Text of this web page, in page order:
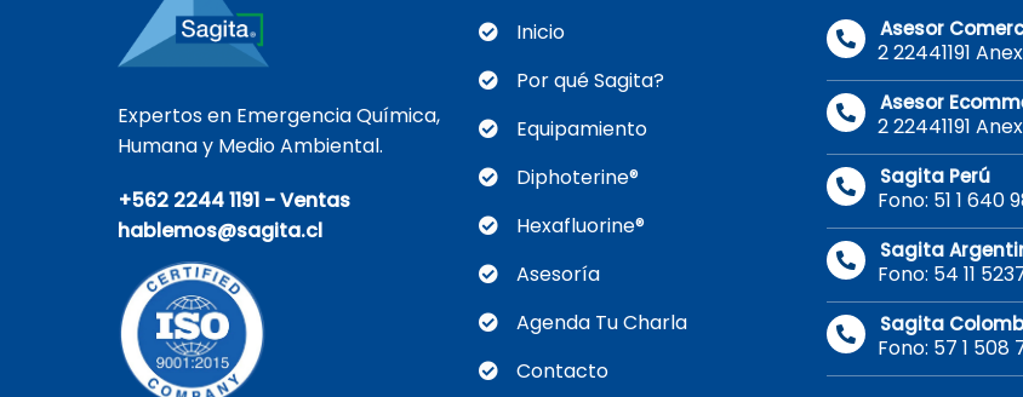
Expertos en Emergencia Química,
Humana y Medio Ambiental.
+562 2244 1191 - Ventas
hablemos@sagita.cl
Inicio
Por qué Sagita?
Equipamiento
Diphoterine®
Hexafluorine®
Asesoría
Agenda Tu Charla
Contacto
Asesor
2 22441191
Asesor
2 22441191
Sagita Perú
Fono: 51 1 640
Sagita
Fono: 54 11
Sagita
Fono: 57 1 508